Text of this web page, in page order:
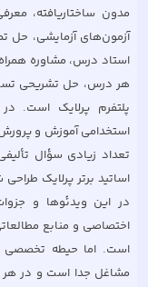
مدون ساختاریافته،
آزمون‌های آزمایشی، حل
استاد درس، مشاوره
هر درس، حل تشریحی
پلتفرم پرلایک است.
استخدامی آموزش و
تعداد زیادی سؤال
اساتید برتر پرلایک
در این ویدئوها و
اختصاصی و منابع
است. اما حیطه تخصصی
مشاغل جدا است و در هر